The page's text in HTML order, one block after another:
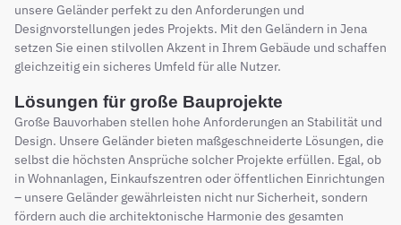
unsere Geländer perfekt zu den Anforderungen und
Designvorstellungen jedes Projekts. Mit den Geländern in Jena
setzen Sie einen stilvollen Akzent in Ihrem Gebäude und schaffen
gleichzeitig ein sicheres Umfeld für alle Nutzer.
Lösungen für große Bauprojekte
Große Bauvorhaben stellen hohe Anforderungen an Stabilität und
Design. Unsere Geländer bieten maßgeschneiderte Lösungen, die
selbst die höchsten Ansprüche solcher Projekte erfüllen. Egal, ob
in Wohnanlagen, Einkaufszentren oder öffentlichen Einrichtungen
– unsere Geländer gewährleisten nicht nur Sicherheit, sondern
fördern auch die architektonische Harmonie des gesamten